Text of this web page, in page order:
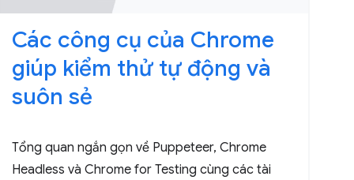
Các công cụ của Chrome
giúp kiểm thử tự động và
suôn sẻ
Tổng quan ngắn gọn về Puppeteer, Chrome
Headless và Chrome for Testing cùng các tài